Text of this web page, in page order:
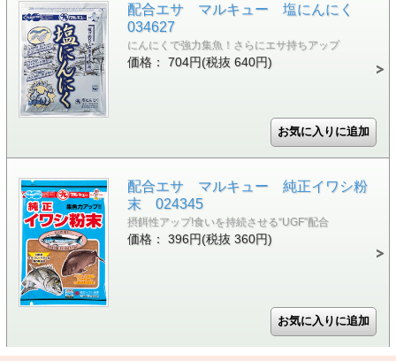
配合エサ マルキュー 塩にんにく
034627
にんにくで強力集魚！さらにエサ持ちアップ
価格： 704円(税抜 640円)
配合エサ マルキュー 純正イワシ粉
末 024345
摂餌性アップ!食いを持続させる“UGF”配合
価格： 396円(税抜 360円)